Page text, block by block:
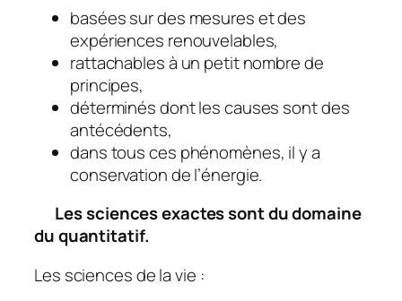
basées sur des mesures et des
expériences renouvelables,
rattachables à un petit nombre de
principes,
déterminés dont les causes sont des
antécédents,
dans tous ces phénomènes, il y a
conservation de l’énergie.
Les sciences exactes sont du domaine
du quantitatif.
Les sciences de la vie :